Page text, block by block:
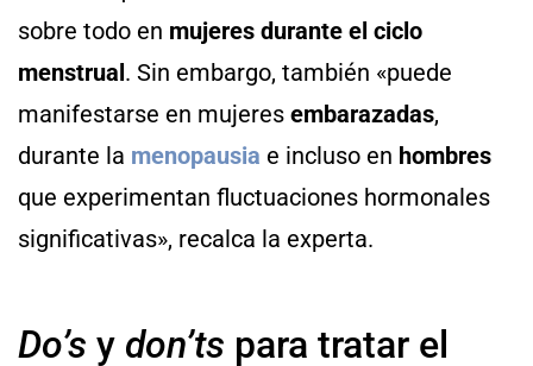
sobre todo en mujeres durante el ciclo
menstrual. Sin embargo, también «puede
manifestarse en mujeres embarazadas,
durante la menopausia e incluso en hombres
que experimentan fluctuaciones hormonales
significativas», recalca la experta.
Do’s y don’ts para tratar el